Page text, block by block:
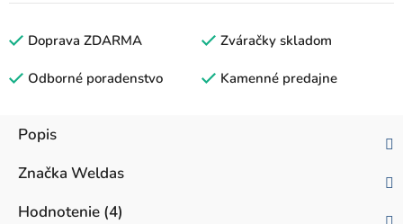
Doprava ZDARMA Zváračky skladom
Odborné poradenstvo Kamenné predajne
Popis
Značka Weldas
Hodnotenie (4)